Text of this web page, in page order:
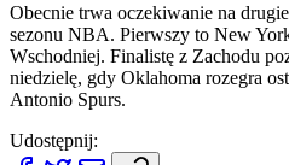
Obecnie trwa oczekiwanie na
sezonu NBA. Pierwszy to New
Wschodniej. Finalistę z Zachodu
niedzielę, gdy Oklahoma rozegra
Antonio Spurs.
Udostępnij: